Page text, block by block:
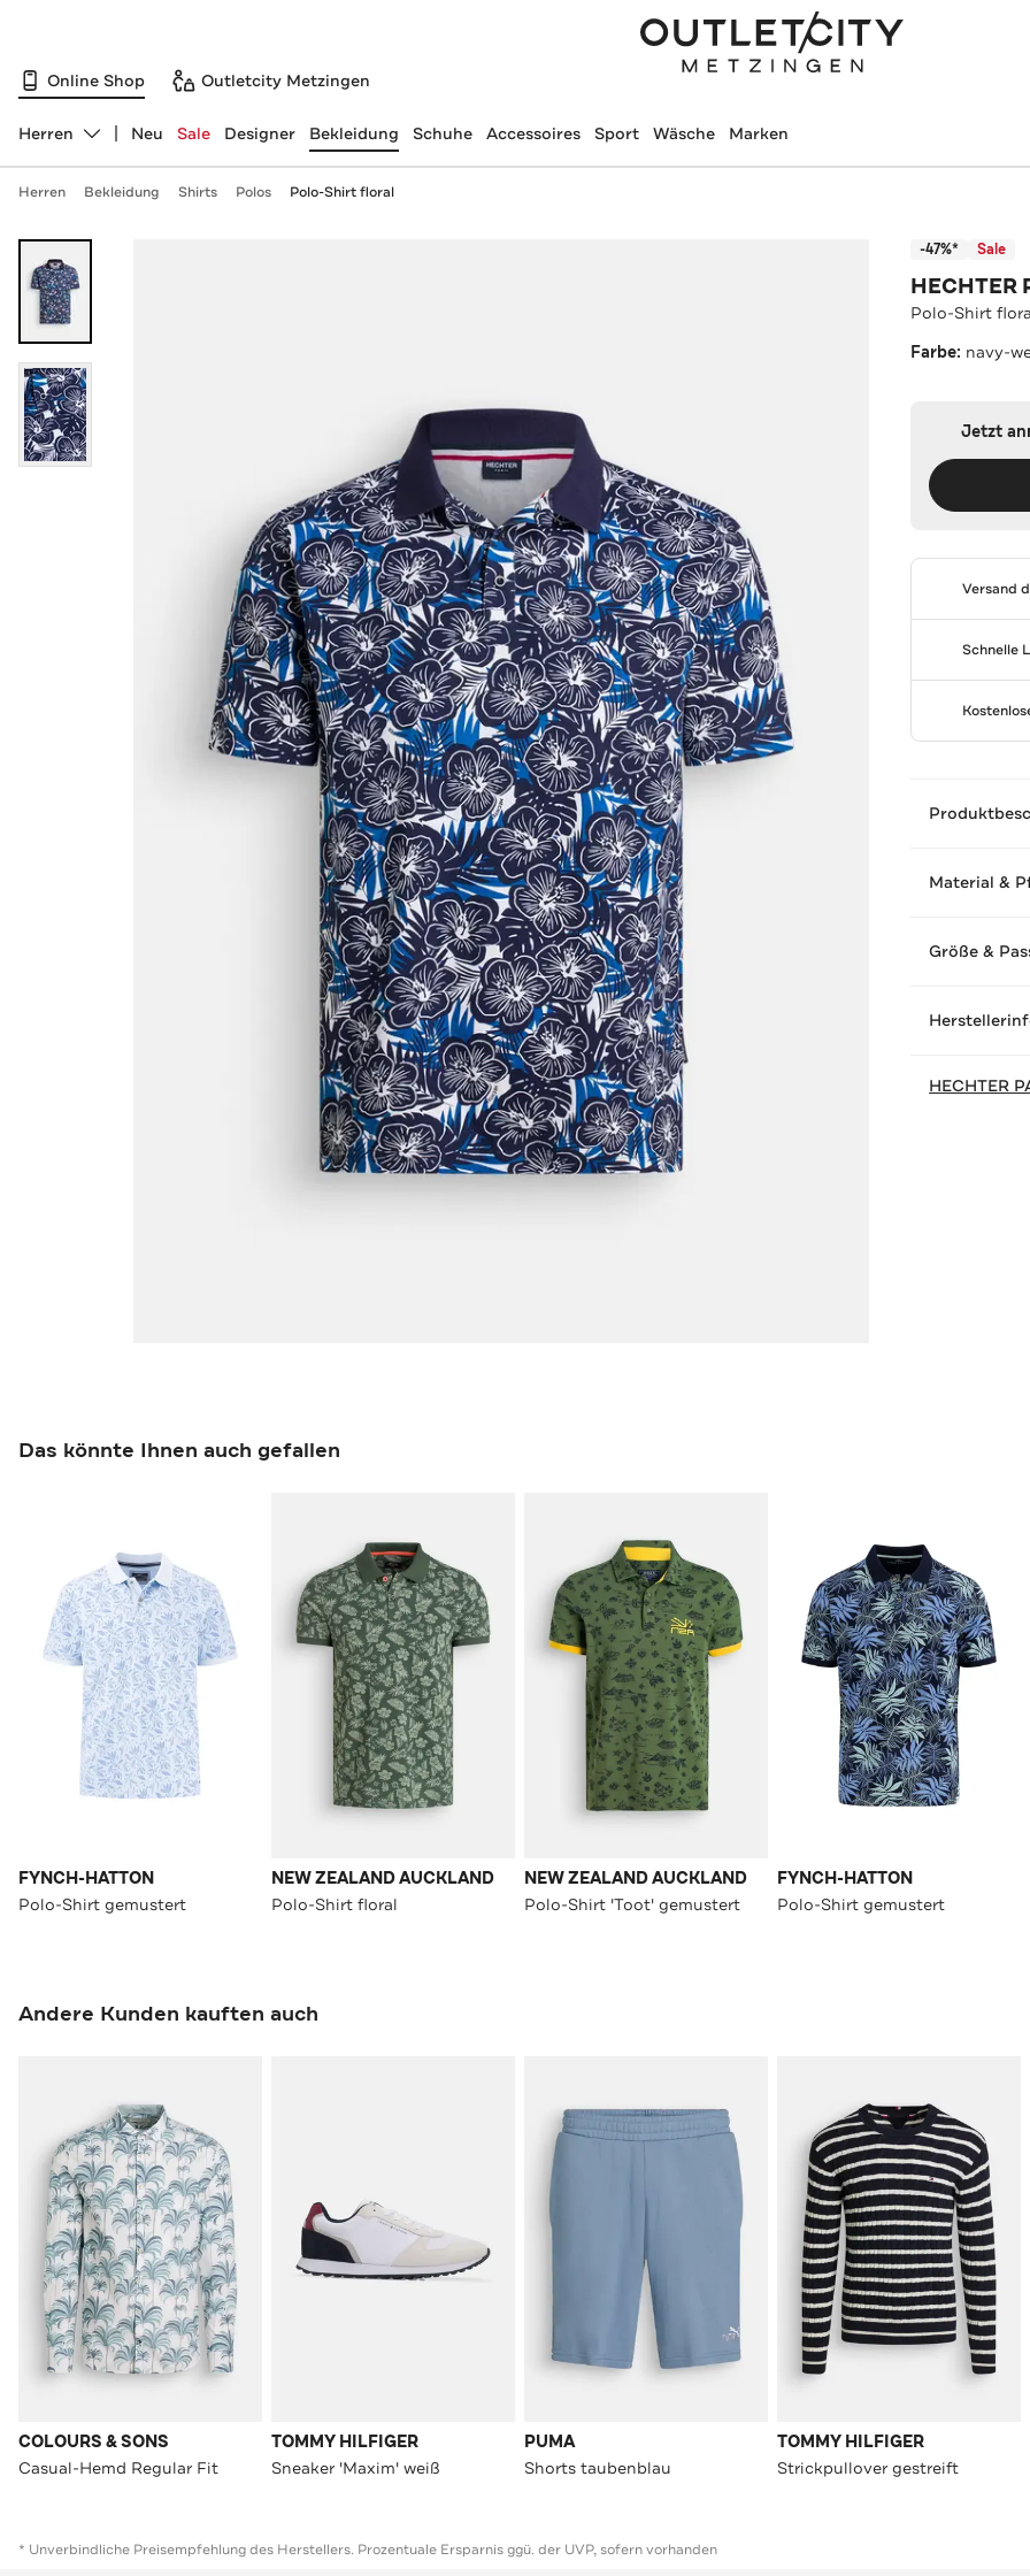
Online Shop Outletcity Metzingen
Abteilung ändern, ausgewählt:
Herren Neu Sale Designer Bekleidung Schuhe Accessoires Sport Wäsche Marken
Herren Bekleidung Shirts Polos Polo-Shirt floral
-47%* Sale
HECHTER
Polo-Shirt
Farbe: navy-
Jetzt
Versand
Schnelle
Material &
Größe &
HECHTER
Das könnte Ihnen auch gefallen
FYNCH-HATTON
Polo-Shirt gemustert
NEW ZEALAND AUCKLAND
Polo-Shirt floral
NEW ZEALAND AUCKLAND
Polo-Shirt 'Toot' gemustert
FYNCH-HATTON
Polo-Shirt gemustert
Andere Kunden kauften auch
COLOURS & SONS
Casual-Hemd Regular Fit
TOMMY HILFIGER
Sneaker 'Maxim' weiß
PUMA
Shorts taubenblau
TOMMY HILFIGER
Strickpullover gestreift
* Unverbindliche Preisempfehlung des Herstellers. Prozentuale Ersparnis ggü. der UVP, sofern vorhanden